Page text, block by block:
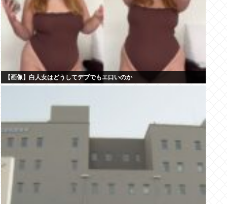
【画像】白人女はどうしてデブでもエ口いのか